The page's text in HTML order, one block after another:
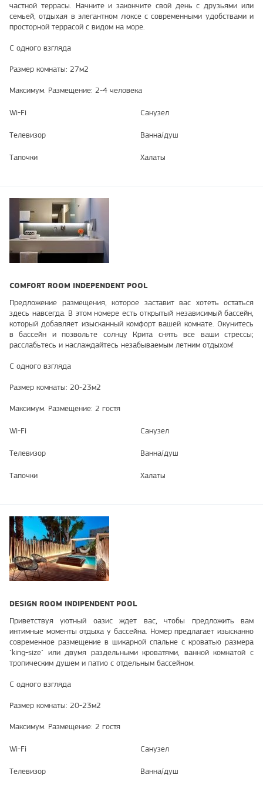
частной террасы. Начните и закончите свой день с друзьями или
семьей, отдыхая в элегантном люксе с современными удобствами и
просторной террасой с видом на море.
С одного взгляда
Размер комнаты: 27м2
Максимум. Размещение: 2-4 человека
Wi-Fi Санузел
Телевизор Ванна/душ
Тапочки Халаты
COMFORT ROOM INDEPENDENT POOL
Предложение размещения, которое заставит вас хотеть остаться
здесь навсегда. В этом номере есть открытый независимый бассейн,
который добавляет изысканный комфорт вашей комнате. Окунитесь
в бассейн и позвольте солнцу Крита снять все ваши стрессы;
расслабьтесь и наслаждайтесь незабываемым летним отдыхом!
С одного взгляда
Размер комнаты: 20-23м2
Максимум. Размещение: 2 гостя
Wi-Fi Санузел
Телевизор Ванна/душ
Тапочки Халаты
DESIGN ROOM INDIPENDENT POOL
Приветствуя уютный оазис ждет вас, чтобы предложить вам
интимные моменты отдыха у бассейна. Номер предлагает изысканно
современное размещение в шикарной спальне с кроватью размера
"king-size" или двумя раздельными кроватями, ванной комнатой с
тропическим душем и патио с отдельным бассейном.
С одного взгляда
Размер комнаты: 20-23м2
Максимум. Размещение: 2 гостя
Wi-Fi Санузел
Телевизор Ванна/душ